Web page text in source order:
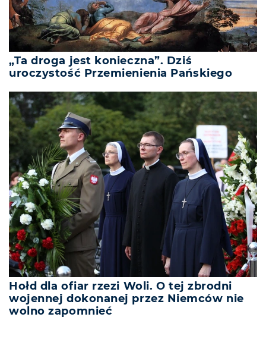
„Ta droga jest konieczna”. Dziś
uroczystość Przemienienia Pańskiego
Hołd dla ofiar rzezi Woli. O tej zbrodni
wojennej dokonanej przez Niemców nie
wolno zapomnieć